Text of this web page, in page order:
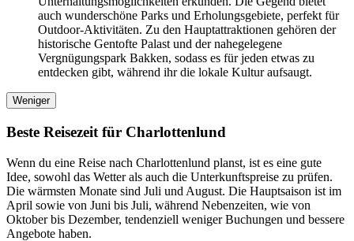
auch wunderschöne Parks und Erholungsgebiete, perfekt für
Outdoor-Aktivitäten. Zu den Hauptattraktionen gehören der
historische Gentofte Palast und der nahegelegene
Vergnügungspark Bakken, sodass es für jeden etwas zu
entdecken gibt, während ihr die lokale Kultur aufsaugt.
Weniger
Beste Reisezeit für Charlottenlund
Wenn du eine Reise nach Charlottenlund planst, ist es eine gute
Idee, sowohl das Wetter als auch die Unterkunftspreise zu prüfen.
Die wärmsten Monate sind Juli und August. Die Hauptsaison ist im
April sowie von Juni bis Juli, während Nebenzeiten, wie von
Oktober bis Dezember, tendenziell weniger Buchungen und bessere
Angebote haben.